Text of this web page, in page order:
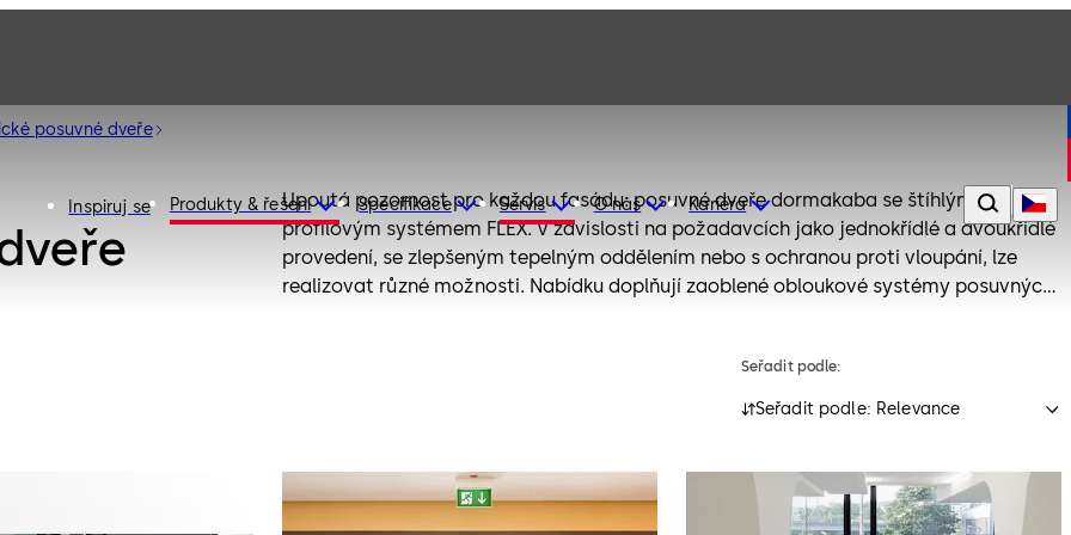
Inspiruj se Produkty & řešení Specifikace Servis O nás Kariéra
posuvné dveře
Upoutá pozornost pro každou fasádu: posuvné dveře dormakaba se štíhlým
profilovým systémem FLEX. V závislosti na požadavcích jako jednokřídlé a dvoukřídlé
provedení, se zlepšeným tepelným oddělením nebo s ochranou proti vloupání, lze
realizovat různé možnosti. Nabídku doplňují zaoblené obloukové systémy posuvných
Seřadit podle:
Seřadit podle: Relevance